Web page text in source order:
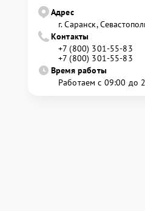
Адрес
г. Саранск,
Контакты
+7 (800) 301-55-83
+7 (800) 301-55-83
Время работы
Работаем с 09:00 до